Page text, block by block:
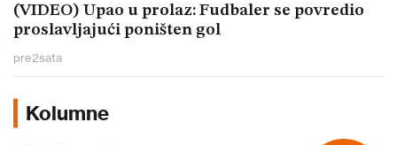
(VIDEO) Upao u prolaz: Fudbaler se povredio
proslavljajući poništen gol
pre2sata
Kolumne